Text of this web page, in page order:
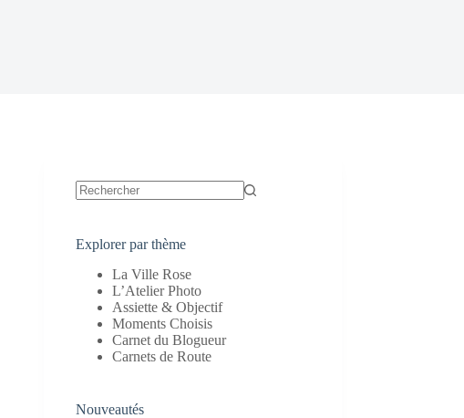
Explorer par thème
La Ville Rose
L’Atelier Photo
Assiette & Objectif
Moments Choisis
Carnet du Blogueur
Carnets de Route
Nouveautés